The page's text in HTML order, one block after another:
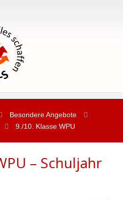
Besondere Angebote
9./10. Klasse WPU
– Schuljahr